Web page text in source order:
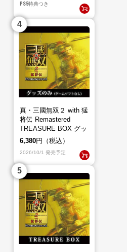
PS5特典つき
真・三國無双２ with 猛
将伝 Remastered
TREASURE BOX グッ
ズのみ（ゲームソフト
6,380円（税込）
2026/10/1 発売予定